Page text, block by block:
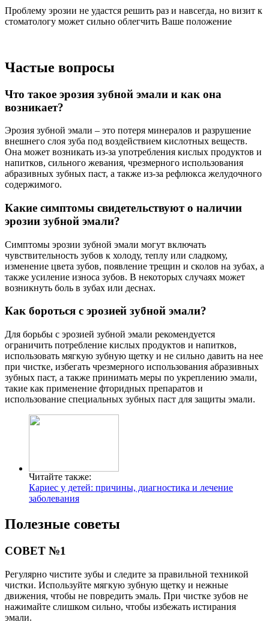
Проблему эрозии не удастся решить раз и навсегда, но визит к
стоматологу может сильно облегчить Ваше положение
Частые вопросы
Что такое эрозия зубной эмали и как она
возникает?
Эрозия зубной эмали – это потеря минералов и разрушение
внешнего слоя зуба под воздействием кислотных веществ.
Она может возникать из-за употребления кислых продуктов и
напитков, сильного жевания, чрезмерного использования
абразивных зубных паст, а также из-за рефлюкса желудочного
содержимого.
Какие симптомы свидетельствуют о наличии
эрозии зубной эмали?
Симптомы эрозии зубной эмали могут включать
чувствительность зубов к холоду, теплу или сладкому,
изменение цвета зубов, появление трещин и сколов на зубах, а
также усиление износа зубов. В некоторых случаях может
возникнуть боль в зубах или деснах.
Как бороться с эрозией зубной эмали?
Для борьбы с эрозией зубной эмали рекомендуется
ограничить потребление кислых продуктов и напитков,
использовать мягкую зубную щетку и не сильно давить на нее
при чистке, избегать чрезмерного использования абразивных
зубных паст, а также принимать меры по укреплению эмали,
такие как применение фторидных препаратов и
использование специальных зубных паст для защиты эмали.
Читайте также:
Кариес у детей: причины, диагностика и лечение
заболевания
Полезные советы
СОВЕТ №1
Регулярно чистите зубы и следите за правильной техникой
чистки. Используйте мягкую зубную щетку и нежные
движения, чтобы не повредить эмаль. При чистке зубов не
нажимайте слишком сильно, чтобы избежать истирания
эмали.